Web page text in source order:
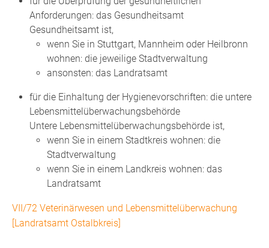
Anforderungen: das Gesundheitsamt
Gesundheitsamt ist,
wenn Sie in Stuttgart, Mannheim oder Heilbronn
wohnen: die jeweilige Stadtverwaltung
ansonsten: das Landratsamt
für die Einhaltung der Hygienevorschriften: die untere
Lebensmittelüberwachungsbehörde
Untere Lebensmittelüberwachungsbehörde ist,
wenn Sie in einem Stadtkreis wohnen: die
Stadtverwaltung
wenn Sie in einem Landkreis wohnen: das
Landratsamt
VII/72 Veterinärwesen und Lebensmittelüberwachung
[Landratsamt Ostalbkreis]